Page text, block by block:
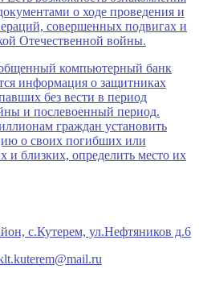
с.Кутерем, ул.Нефтяников д.6